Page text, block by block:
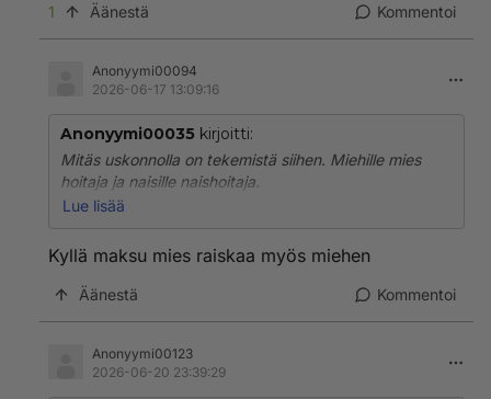
1 Äänestä Kommentoi
Anonyymi00094
2026-06-17 13:09:16
Anonyymi00035 kirjoitti:
Mitäs uskonnolla on tekemistä siihen. Miehille mies
hoitaja ja naisille naishoitaja.
Virkavallan puolesta ongelma on hoidettu siten, että
Ruotsissa on poliisipartiossa mies ja nainen, koska
Lue lisää
Kyllä maksu mies raiskaa myös miehen
Äänestä Kommentoi
Anonyymi00123
2026-06-20 23:39:29